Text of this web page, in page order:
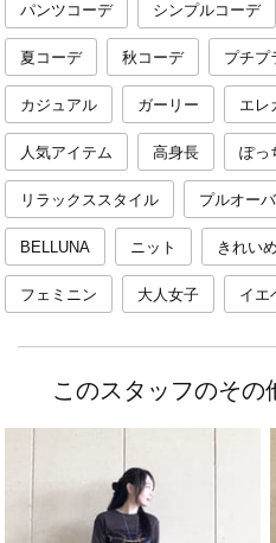
パンツコーデ シンプルコーデ
夏コーデ 秋コーデ プチプ
カジュアル ガーリー エレ
人気アイテム 高身長 ぽっ
リラックススタイル プルオー
BELLUNA ニット きれい
フェミニン 大人女子 イエ
このスタッフのその